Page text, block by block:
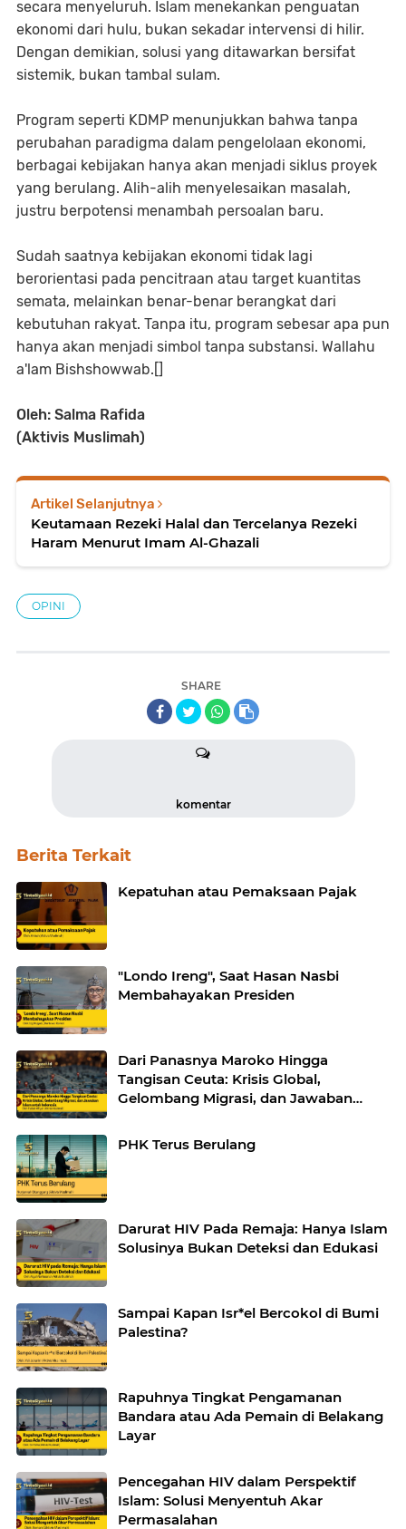
secara menyeluruh. Islam menekankan penguatan
ekonomi dari hulu, bukan sekadar intervensi di hilir.
Dengan demikian, solusi yang ditawarkan bersifat
sistemik, bukan tambal sulam.
Program seperti KDMP menunjukkan bahwa tanpa
perubahan paradigma dalam pengelolaan ekonomi,
berbagai kebijakan hanya akan menjadi siklus proyek
yang berulang. Alih-alih menyelesaikan masalah,
justru berpotensi menambah persoalan baru.
Sudah saatnya kebijakan ekonomi tidak lagi
berorientasi pada pencitraan atau target kuantitas
semata, melainkan benar-benar berangkat dari
kebutuhan rakyat. Tanpa itu, program sebesar apa pun
hanya akan menjadi simbol tanpa substansi. Wallahu
a'lam Bishshowwab.[]
Oleh: Salma Rafida
(Aktivis Muslimah)
Artikel Selanjutnya
Keutamaan Rezeki Halal dan Tercelanya Rezeki
Haram Menurut Imam Al-Ghazali
OPINI
SHARE
komentar
Berita Terkait
Kepatuhan atau Pemaksaan Pajak
"Londo Ireng", Saat Hasan Nasbi
Membahayakan Presiden
Dari Panasnya Maroko Hingga
Tangisan Ceuta: Krisis Global,
Gelombang Migrasi, dan Jawaban
PHK Terus Berulang
Darurat HIV Pada Remaja: Hanya Islam
Solusinya Bukan Deteksi dan Edukasi
Sampai Kapan Isr*el Bercokol di Bumi
Palestina?
Rapuhnya Tingkat Pengamanan
Bandara atau Ada Pemain di Belakang
Layar
Pencegahan HIV dalam Perspektif
Islam: Solusi Menyentuh Akar
Permasalahan